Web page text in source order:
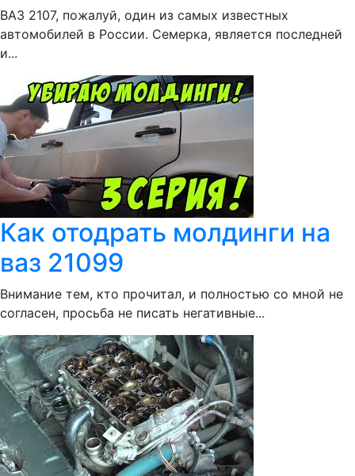
ВАЗ 2107, пожалуй, один из самых известных
автомобилей в России. Семерка, является последней
и...
Как отодрать молдинги на
ваз 21099
Внимание тем, кто прочитал, и полностью со мной не
согласен, просьба не писать негативные...